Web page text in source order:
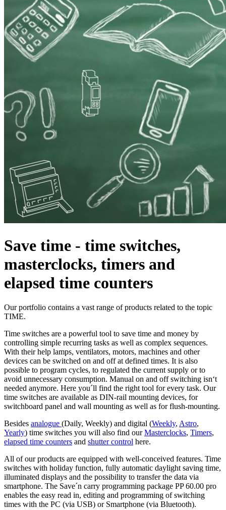
Save time - time switches,
masterclocks, timers and
elapsed time counters
Our portfolio contains a vast range of products related to the topic
TIME.
Time switches are a powerful tool to save time and money by
controlling simple recurring tasks as well as complex sequences.
With their help lamps, ventilators, motors, machines and other
devices can be switched on and off at defined times. It is also
possible to program cycles, to regulated the current supply or to
avoid unnecessary consumption. Manual on and off switching isn‘t
needed anymore. Here you´ll find the right tool for every task. Our
time switches are available as DIN-rail mounting devices, for
switchboard panel and wall mounting as well as for flush-mounting.
Besides analogue (Daily, Weekly) and digital (Weekly, Astro,
Yearly) time switches you will also find ourMasterclocks, Timers,
elapsed time counters and shutter control here.
All of our products are equipped with well-conceived features. Time
switches with holiday function, fully automatic daylight saving time,
illuminated displays and the possibility to transfer the data via
smartphone. The Save´n carry programming package PP 60.00 pro
enables the easy read in, editing and programming of switching
times with the PC (via USB) or Smartphone (via Bluetooth).